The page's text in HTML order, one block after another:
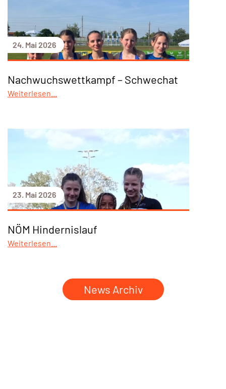
24. Mai 2026
Nachwuchswettkampf – Schwechat
Weiterlesen...
23. Mai 2026
NÖM Hindernislauf
Weiterlesen...
News Archiv